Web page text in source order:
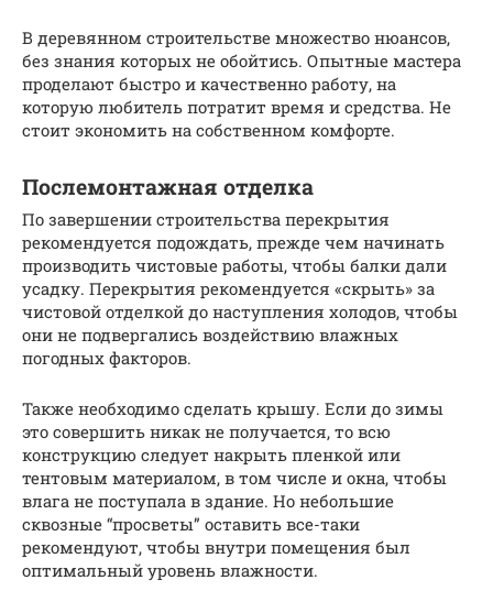
В деревянном строительстве множество нюансов,
без знания которых не обойтись. Опытные мастера
проделают быстро и качественно работу, на
которую любитель потратит время и средства. Не
стоит экономить на собственном комфорте.
Послемонтажная отделка
По завершении строительства перекрытия
рекомендуется подождать, прежде чем начинать
производить чистовые работы, чтобы балки дали
усадку. Перекрытия рекомендуется «скрыть» за
чистовой отделкой до наступления холодов, чтобы
они не подвергались воздействию влажных
погодных факторов.
Также необходимо сделать крышу. Если до зимы
это совершить никак не получается, то всю
конструкцию следует накрыть пленкой или
тентовым материалом, в том числе и окна, чтобы
влага не поступала в здание. Но небольшие
сквозные “просветы” оставить все-таки
рекомендуют, чтобы внутри помещения был
оптимальный уровень влажности.